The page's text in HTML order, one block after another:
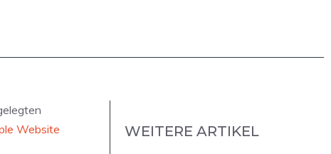
Website
WEITERE ARTIKEL